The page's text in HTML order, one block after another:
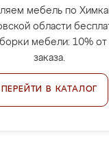
мебель по
области
мебели: 10% от
заказа.
ПЕРЕЙТИ В КАТАЛОГ